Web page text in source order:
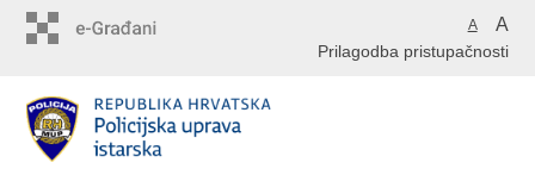
A A
Prilagodba pristupačnosti